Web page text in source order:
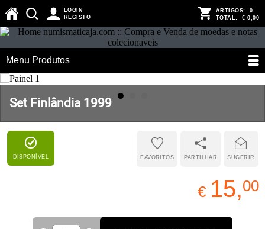
LOGIN
REGISTO
ARTIGOS: 0
TOTAL: € 0,00
Menu Produtos
Set Finlândia 1999
DISPONÍVEL SUGERIR
PARTILHAR
FAVORITOS
€ 15,00